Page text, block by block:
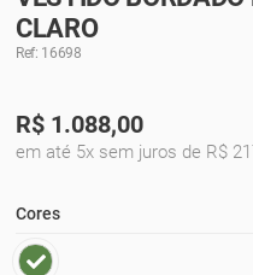
CLARO
Ref: 16698
R$ 1.088,00
em até 5x sem juros de R$
Cores